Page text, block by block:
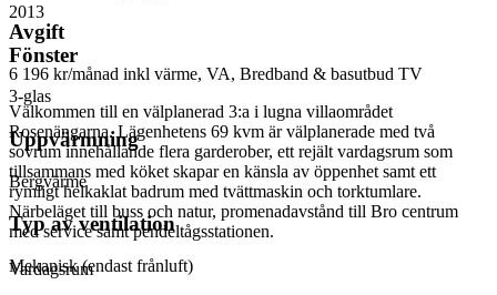
Avgift
6 196 kr/månad inkl värme, VA, Bredband & basutbud TV
Välkommen till en välplanerad 3:a i lugna villaområdet
Rosenängarna. Lägenhetens 69 kvm är välplanerade med två
sovrum innehållande flera garderober, ett rejält vardagsrum som
tillsammans med köket skapar en känsla av öppenhet samt ett
rymligt helkaklat badrum med tvättmaskin och torktumlare.
Närbeläget till buss och natur, promenadavstånd till Bro centrum
med service samt pendeltågsstationen.
Vardagsrum
2013
Fönster
3-glas
Uppvärmning
Bergvärme
Typ av ventilation
Mekanisk (endast frånluft)